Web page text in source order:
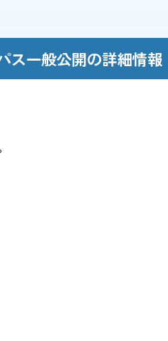
ス一般公開の詳細情報